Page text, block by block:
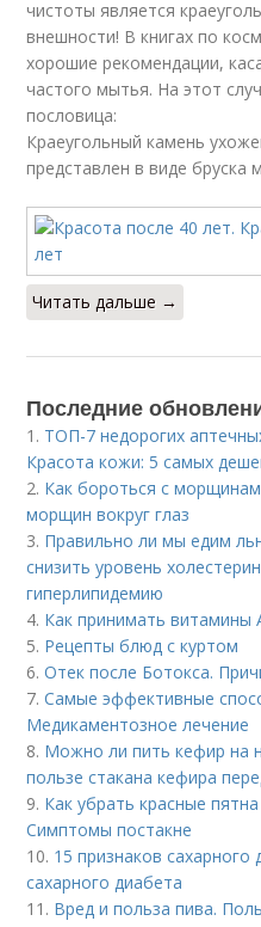
чистоты является
внешности! В книгах по
хорошие рекомендации,
частого мытья. На этот
пословица:
Краеугольный камень
представлен в виде бруска
Читать дальше →
Последние
1. ТОП-7 недорогих
Красота кожи: 5 самых
2. Как бороться с
морщин вокруг глаз
3. Правильно ли мы едим
снизить уровень
гиперлипидемию
4. Как принимать витамины
5. Рецепты блюд с куртом
6.Отек после Ботокса.
7.Самые эффективные
Медикаментозное лечение
8. Можно ли пить кефир на
пользе стакана кефира
9. Как убрать красные
Симптомы постакне
10. 15 признаков
сахарного диабета
11. Вред и польза пива.